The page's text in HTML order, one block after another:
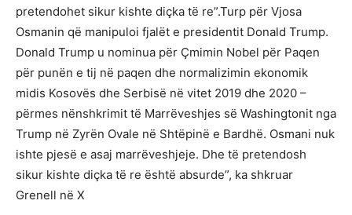
pretendohet sikur kishte diçka të re”.Turp për Vjosa
Osmanin që manipuloi fjalët e presidentit Donald Trump.
Donald Trump u nominua për Çmimin Nobel për Paqen
për punën e tij në paqen dhe normalizimin ekonomik
midis Kosovës dhe Serbisë në vitet 2019 dhe 2020 –
përmes nënshkrimit të Marrëveshjes së Washingtonit nga
Trump në Zyrën Ovale në Shtëpinë e Bardhë. Osmani nuk
ishte pjesë e asaj marrëveshjeje. Dhe të pretendosh
sikur kishte diçka të re është absurde”, ka shkruar
Grenell në X